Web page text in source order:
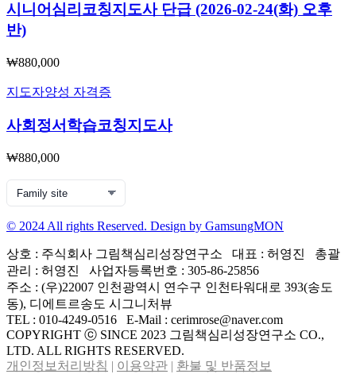
시니어심리코칭지도사 단급 (2026-02-24(화) 오후
반)
₩880,000
지도자양성 자격증
사회정서학습코칭지도사
₩880,000
© 2024 All rights Reserved. Design by GamsungMON
상호 : 주식회사 그림책심리성장연구소 대표 : 허영진 총괄
관리 : 허영진 사업자등록번호 : 305-86-25856
주소 : (우)22007 인천광역시 연수구 인천타워대로 393(송도
동), 디에트르송도 시그니처뷰
TEL : 010-4249-0516 E-Mail : cerimrose@naver.com
COPYRIGHT ⓒ SINCE 2023 그림책심리성장연구소 CO.,
LTD. ALL RIGHTS RESERVED.
개인정보처리방침 | 이용약관 | 환불 및 반품정보